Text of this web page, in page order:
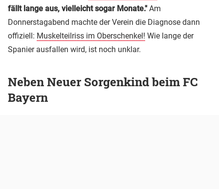
fällt lange aus, vielleicht sogar Monate."Am
Donnerstagabend machte der Verein die Diagnose dann
offiziell: Muskelteilriss im Oberschenkel! Wie lange der
Spanier ausfallen wird, ist noch unklar.
Neben Neuer Sorgenkind beim FC
Bayern